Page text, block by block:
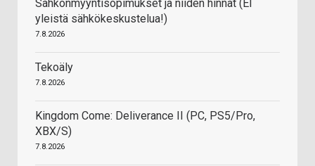
Sähkönmyyntisopimukset ja niiden hinnat (EI
yleistä sähkökeskustelua!)
7.8.2026
Tekoäly
7.8.2026
Kingdom Come: Deliverance II (PC, PS5/Pro,
XBX/S)
7.8.2026